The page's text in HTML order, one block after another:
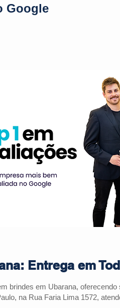
Google
Entrega em
brindes em Ubarana,
na Rua Faria Lima 1572,